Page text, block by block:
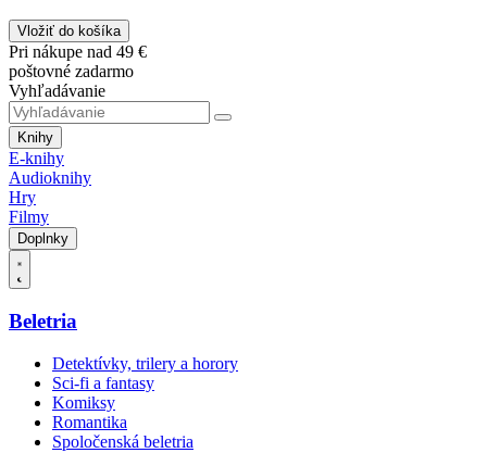
Vložiť do košíka
Pri nákupe nad 49 €
poštovné zadarmo
Vyhľadávanie
Knihy
E-knihy
Audioknihy
Hry
Filmy
Doplnky
Beletria
Detektívky, trilery a horory
Sci-fi a fantasy
Komiksy
Romantika
Spoločenská beletria